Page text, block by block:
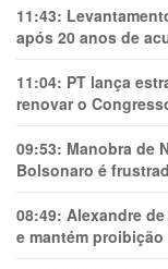
11:43:
após 20 anos de
11:04: PT lança
renovar o
09:53: Manobra de
Bolsonaro é
08:49: Alexandre
e mantém